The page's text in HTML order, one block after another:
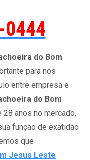
do Bom
para nós
entre empresa e
do Bom
28 anos no mercado,
função de exatidão
que
Jesus Leste